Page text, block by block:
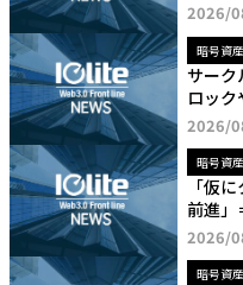
2026/
暗号資産
サーク
ロッ
2026/
暗号資産
「仮
前進」
2026/
暗号資産